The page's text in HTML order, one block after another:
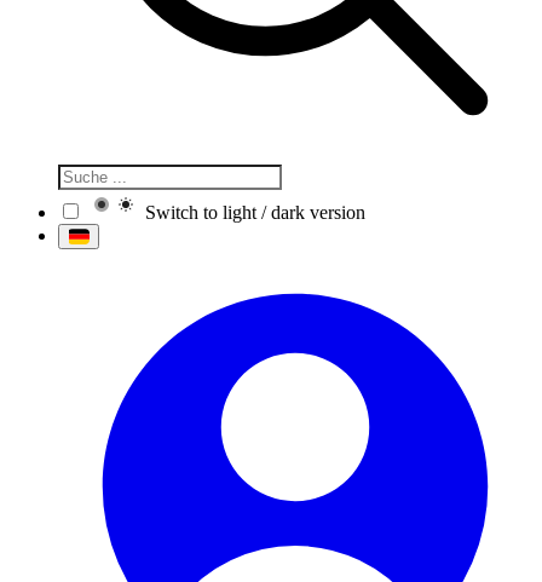
Switch to light / dark version